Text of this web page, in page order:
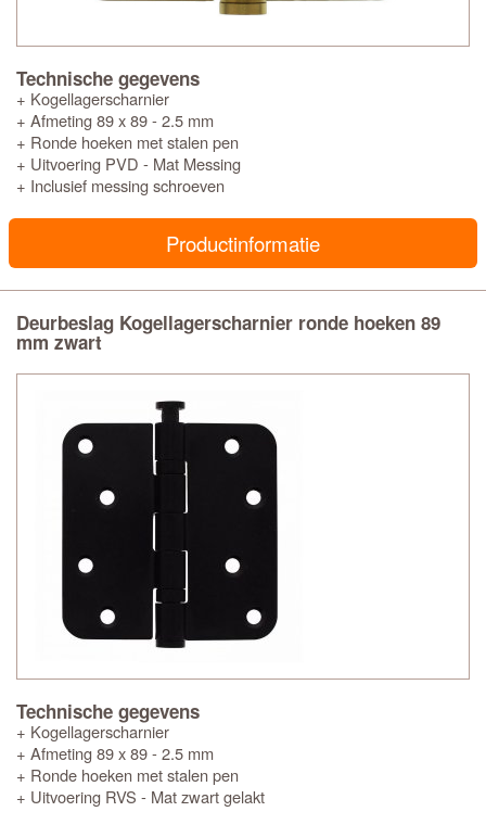
Technische gegevens
+ Kogellagerscharnier
+ Afmeting 89 x 89 - 2.5 mm
+ Ronde hoeken met stalen pen
+ Uitvoering PVD - Mat Messing
+ Inclusief messing schroeven
Productinformatie
Deurbeslag Kogellagerscharnier ronde hoeken 89
mm zwart
Technische gegevens
+ Kogellagerscharnier
+ Afmeting 89 x 89 - 2.5 mm
+ Ronde hoeken met stalen pen
+ Uitvoering RVS - Mat zwart gelakt